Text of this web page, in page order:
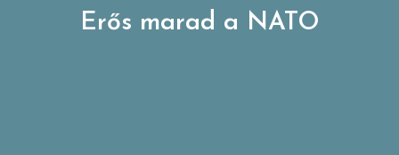
Erős marad a NATO